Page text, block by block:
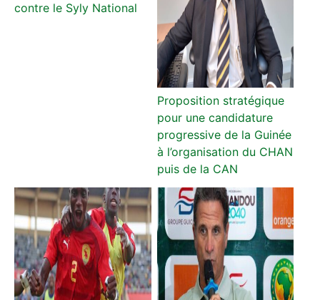
contre le Syly National
Proposition stratégique
pour une candidature
progressive de la Guinée
à l’organisation du CHAN
puis de la CAN